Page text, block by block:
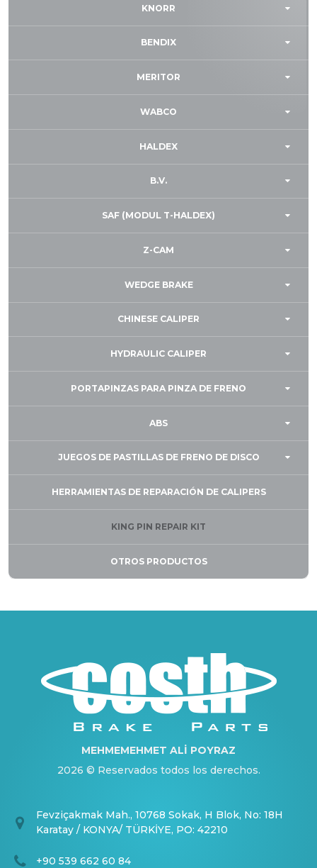
KNORR
BENDIX
MERITOR
WABCO
HALDEX
B.V.
SAF (MODUL T-HALDEX)
Z-CAM
WEDGE BRAKE
CHINESE CALIPER
HYDRAULIC CALIPER
PORTAPINZAS PARA PINZA DE FRENO
ABS
JUEGOS DE PASTILLAS DE FRENO DE DISCO
HERRAMIENTAS DE REPARACIÓN DE CALIPERS
KING PIN REPAIR KIT
OTROS PRODUCTOS
MEHMEMEHMET ALİ POYRAZ
2026 © Reservados todos los derechos.
Fevziçakmak Mah., 10768 Sokak, H Blok, No: 18H
Karatay / KONYA/ TÜRKİYE, PO: 42210
+90 539 662 60 84